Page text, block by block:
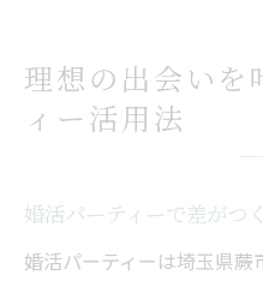
理想の出会いを
ィー活用法
婚活パーティーで差がつ
婚活パーティーは埼玉県